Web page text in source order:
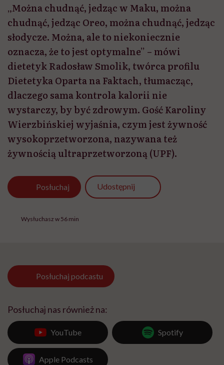
„Można chudnąć, jedząc w Maku, można
chudnąć, jedząc Oreo, można chudnąć, jedząc
słodycze. Można, ale to niekoniecznie
oznacza, że to jest optymalne” – mówi
dietetyk Radosław Smolik, twórca profilu
Dietetyka Oparta na Faktach, tłumacząc,
dlaczego sama kontrola kalorii nie
wystarczy, by być zdrowym. Gość Karoliny
Wierzbińskiej wyjaśnia, czym jest żywność
wysokoprzetworzona, nazywana też
żywnością ultraprzetworzoną (UPF).
Posłuchaj Udostępnij
Wysłuchasz w 56 min
Posłuchaj podcastu
Posłuchaj nas również na:
YouTube Spotify
Apple Podcasts